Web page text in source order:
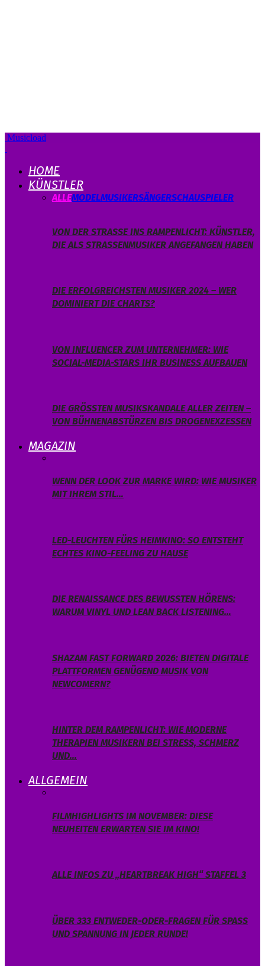
Musicload
HOME
KÜNSTLER
ALLEMODELMUSIKERSÄNGERSCHAUSPIELER
VON DER STRASSE INS RAMPENLICHT: KÜNSTLER, D
IE ALS STRASSENMUSIKER ANGEFANGEN HABEN
DIE ERFOLGREICHSTEN MUSIKER 2024 – WER
DOMINIERT DIE CHARTS?
VON INFLUENCER ZUM UNTERNEHMER: WIE
SOCIAL-MEDIA-STARS IHR BUSINESS AUFBAUEN
DIE GRÖSSTEN MUSIKSKANDALE ALLER ZEITEN – V
ON BÜHNENABSTÜRZEN BIS DROGENEXZESSEN
MAGAZIN
WENN DER LOOK ZUR MARKE WIRD: WIE MUSIKER
MIT IHREM STIL…
LED-LEUCHTEN FÜRS HEIMKINO: SO ENTSTEHT
ECHTES KINO-FEELING ZU HAUSE
DIE RENAISSANCE DES BEWUSSTEN HÖRENS:
WARUM VINYL UND LEAN BACK LISTENING…
SHAZAM FAST FORWARD 2026: BIETEN DIGITALE
PLATTFORMEN GENÜGEND MUSIK VON
NEWCOMERN?
HINTER DEM RAMPENLICHT: WIE MODERNE
THERAPIEN MUSIKERN BEI STRESS, SCHMERZ
UND…
ALLGEMEIN
FILMHIGHLIGHTS IM NOVEMBER: DIESE
NEUHEITEN ERWARTEN SIE IM KINO!
ALLE INFOS ZU „HEARTBREAK HIGH“ STAFFEL 3
ÜBER 333 ENTWEDER-ODER-FRAGEN FÜR SPASS U
ND SPANNUNG IN JEDER RUNDE!